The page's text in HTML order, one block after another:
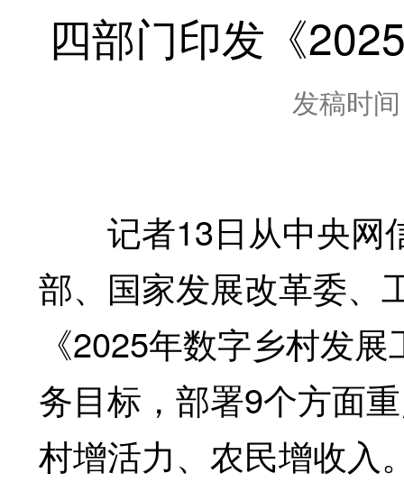
四部门印发《
发稿时
记者13日从中央网
部、国家发展改革委、
《2025年数字乡村发
务目标，部署9个方面
村增活力、农民增收入